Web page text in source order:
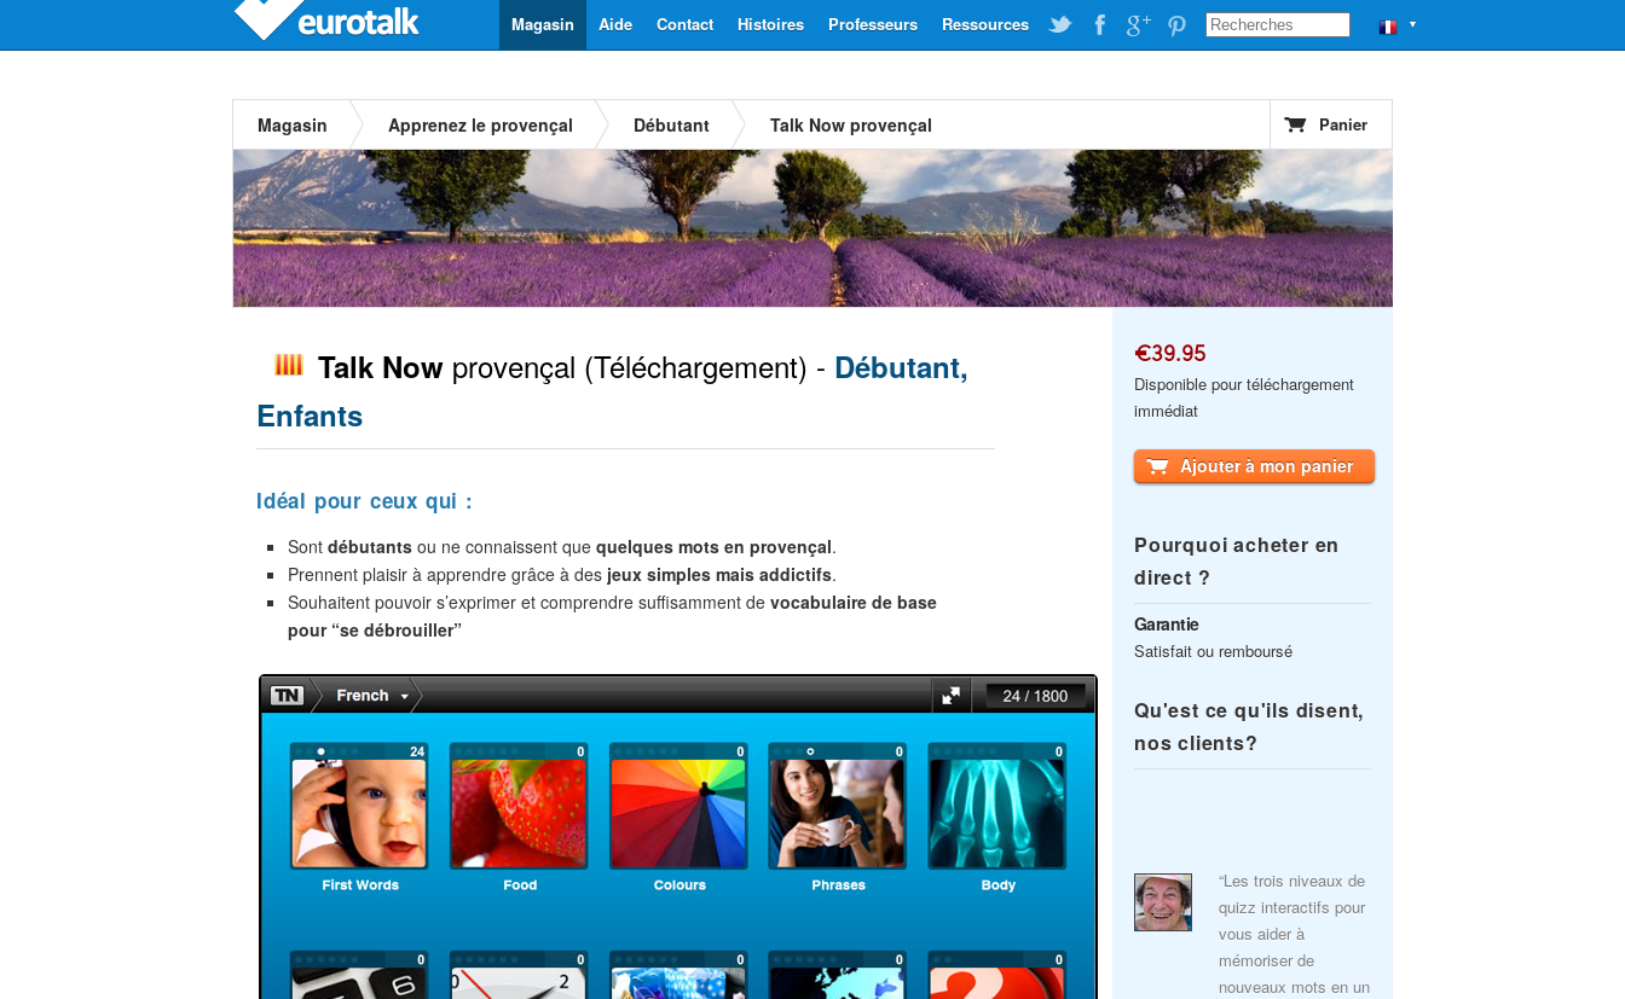
▼
Ressources
Professeurs
Histoires
Contact
Aide
Magasin
Magasin Apprenez le provençal Débutant Talk Now provençal Panier
Talk Now provençal (Téléchargement) - Débutant,
Enfants
Idéal pour ceux qui :
Sont débutants ou ne connaissent que quelques mots en provençal.
Prennent plaisir à apprendre grâce à des jeux simples mais addictifs.
Souhaitent pouvoir s’exprimer et comprendre suffisamment de vocabulaire de base
pour “se débrouiller”
€39.95
Disponible pour téléchargement
immédiat
Ajouter à mon panier
Pourquoi acheter en
direct ?
Garantie
Satisfait ou remboursé
Qu'est ce qu'ils disent,
nos clients?
“Les trois niveaux de
quizz interactifs pour
vous aider à
mémoriser de
nouveaux mots en un